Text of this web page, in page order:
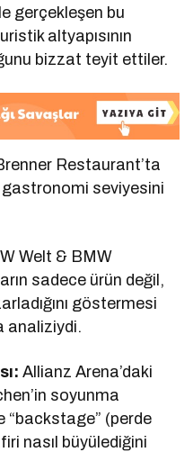
gerçekleşen bu
altyapısının
bizzat teyit ettiler.
Restaurant’ta
seviyesini
Welt & BMW
sadece ürün değil,
göstermesi
analiziydi.
Allianz Arena’daki
soyunma
“backstage” (perde
nasıl büyülediğini